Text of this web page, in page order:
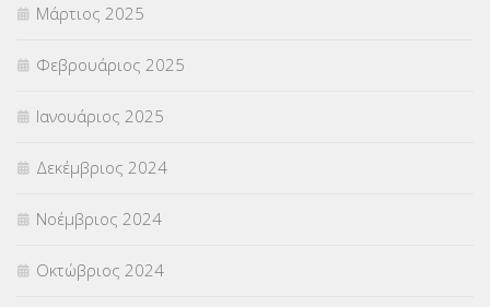
Μάρτιος 2025
Φεβρουάριος 2025
Ιανουάριος 2025
Δεκέμβριος 2024
Νοέμβριος 2024
Οκτώβριος 2024